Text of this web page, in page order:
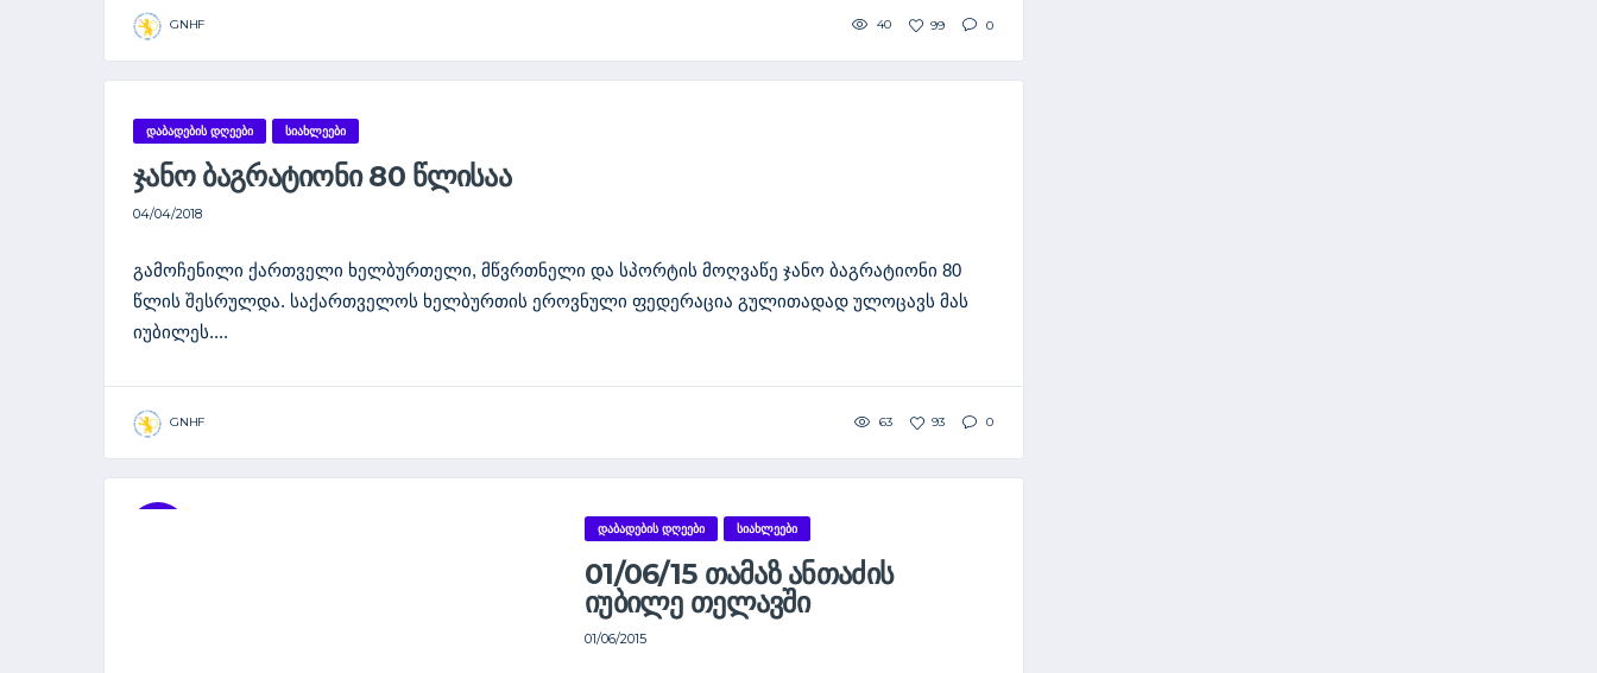
GNHF 40 99 0
ᲓᲐᲑᲐᲓᲔᲑᲘᲡ ᲓᲦᲔᲔᲑᲘ ᲡᲘᲐᲮᲚᲔᲔᲑᲘ
ᲯᲐᲜᲝ ᲑᲐᲒᲠᲐᲢᲘᲝᲜᲘ 80 ᲬᲚᲘᲡᲐᲐ
04/04/2018
გამოჩენილი ქართველი ხელბურთელი, მწვრთნელი და სპორტის მოღვაწე ჯანო ბაგრატიონი 80
წლის შესრულდა. საქართველოს ხელბურთის ეროვნული ფედერაცია გულითადად ულოცავს მას
იუბილეს....
GNHF 63 93 0
ᲓᲐᲑᲐᲓᲔᲑᲘᲡ ᲓᲦᲔᲔᲑᲘ ᲡᲘᲐᲮᲚᲔᲔᲑᲘ
01/06/15 ᲗᲐᲛᲐᲖ ᲐᲜᲗᲐᲫᲘᲡ
ᲘᲣᲑᲘᲚᲔ ᲗᲔᲚᲐᲕᲨᲘ
01/06/2015